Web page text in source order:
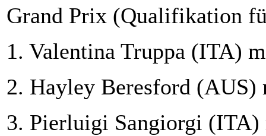
Grand Prix (Qualifikation
1. Valentina Truppa (ITA)
2. Hayley Beresford (AUS)
3. Pierluigi Sangiorgi